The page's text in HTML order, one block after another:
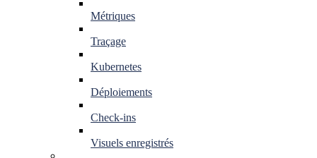
Métriques
Traçage
Kubernetes
Déploiements
Check-ins
Visuels enregistrés